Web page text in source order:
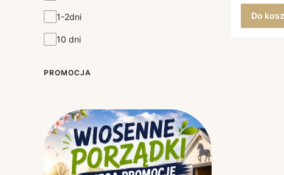
1-2dni
10 dni
PROMOCJA
Do